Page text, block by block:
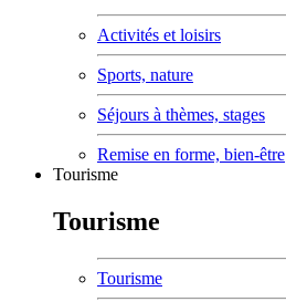
Activités et loisirs
Sports, nature
Séjours à thèmes, stages
Remise en forme, bien-être
Tourisme
Tourisme
Tourisme